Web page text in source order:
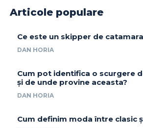
Articole populare
Ce este un skipper de
DAN HORIA
Cum pot identifica o scurgere
și de unde provine aceasta?
DAN HORIA
Cum definim moda între clasic